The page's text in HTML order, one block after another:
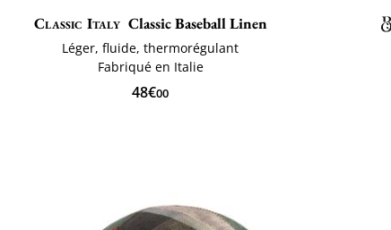
Classic Italy Classic Baseball Linen
Léger, fluide, thermorégulant
Fabriqué en Italie
48€00